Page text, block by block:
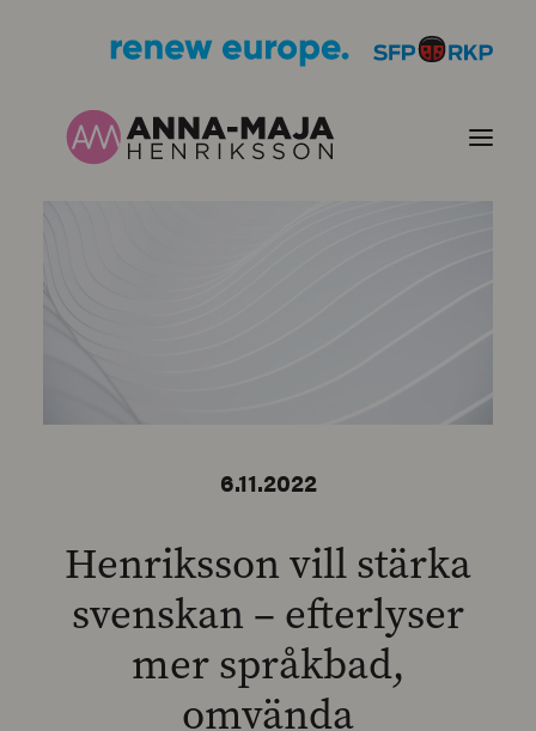
SEARCH
6.11.2022
Henriksson vill stärka
svenskan – efterlyser
mer språkbad,
omvända